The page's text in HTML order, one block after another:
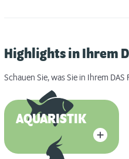
Highlights in Ihrem
Schauen Sie, was Sie in Ihrem
AQUARISTIK